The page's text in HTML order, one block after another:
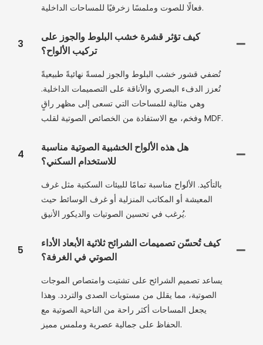
فعالًا للصوت وملمسًا زخرفيًا للمساحات الداخلية.
3
كيف تؤثر قشرة خشب البلوط والجوز على
تركيب الألواح؟
تُضفي قشور خشب البلوط والجوز لمسةً نهائيةً طبيعيةً
تُعزز الدفء البصري والأناقة على التصميمات الداخلية.
وهي مثالية للمساحات التي تسعى إلى مظهر راقٍ
وفخم، مع الاستفادة من الخصائص الصوتية لقلب MDF.
4
هل هذه الألواح الخشبية الصوتية مناسبة
للاستخدام السكني؟
بالتأكيد. الألواح مناسبة تمامًا للبيئات السكنية مثل غرف
المعيشة أو المكاتب المنزلية أو غرف الوسائط حيث
يُرغب في تحسين الصوتيات والديكور الأنيق.
5
كيف تُحسّن تصميمات الشرائح ثلاثية الأبعاد الأداء
الصوتي في الغرفة؟
يساعد تصميم الشرائح على تشتيت وامتصاص الموجات
الصوتية، مما يقلل من مستويات الصدى والتردد. وهذا
يجعل المساحات أكثر راحة من الناحية الصوتية مع
الحفاظ على جمالية عصرية وملمس مميز.